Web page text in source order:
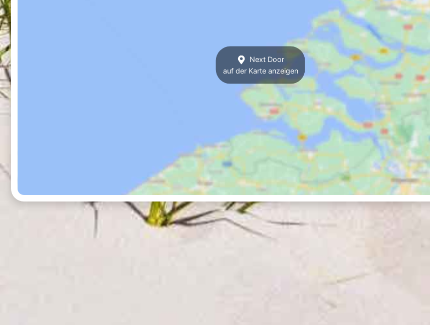
Next Door
auf der Karte anzeigen